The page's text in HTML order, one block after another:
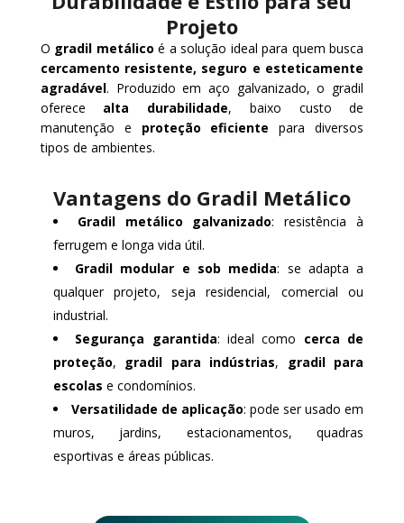
Projeto
O gradil metálico é a solução ideal para quem busca
cercamento resistente, seguro e esteticamente
agradável. Produzido em aço galvanizado, o gradil
oferece alta durabilidade, baixo custo de
manutenção e proteção eficiente para diversos
tipos de ambientes.
Vantagens do Gradil Metálico
Gradil metálico galvanizado: resistência à
ferrugem e longa vida útil.
Gradil modular e sob medida: se adapta a
qualquer projeto, seja residencial, comercial ou
industrial.
Segurança garantida: ideal como cerca de
proteção, gradil para indústrias, gradil para
escolas e condomínios.
Versatilidade de aplicação: pode ser usado em
muros, jardins, estacionamentos, quadras
esportivas e áreas públicas.